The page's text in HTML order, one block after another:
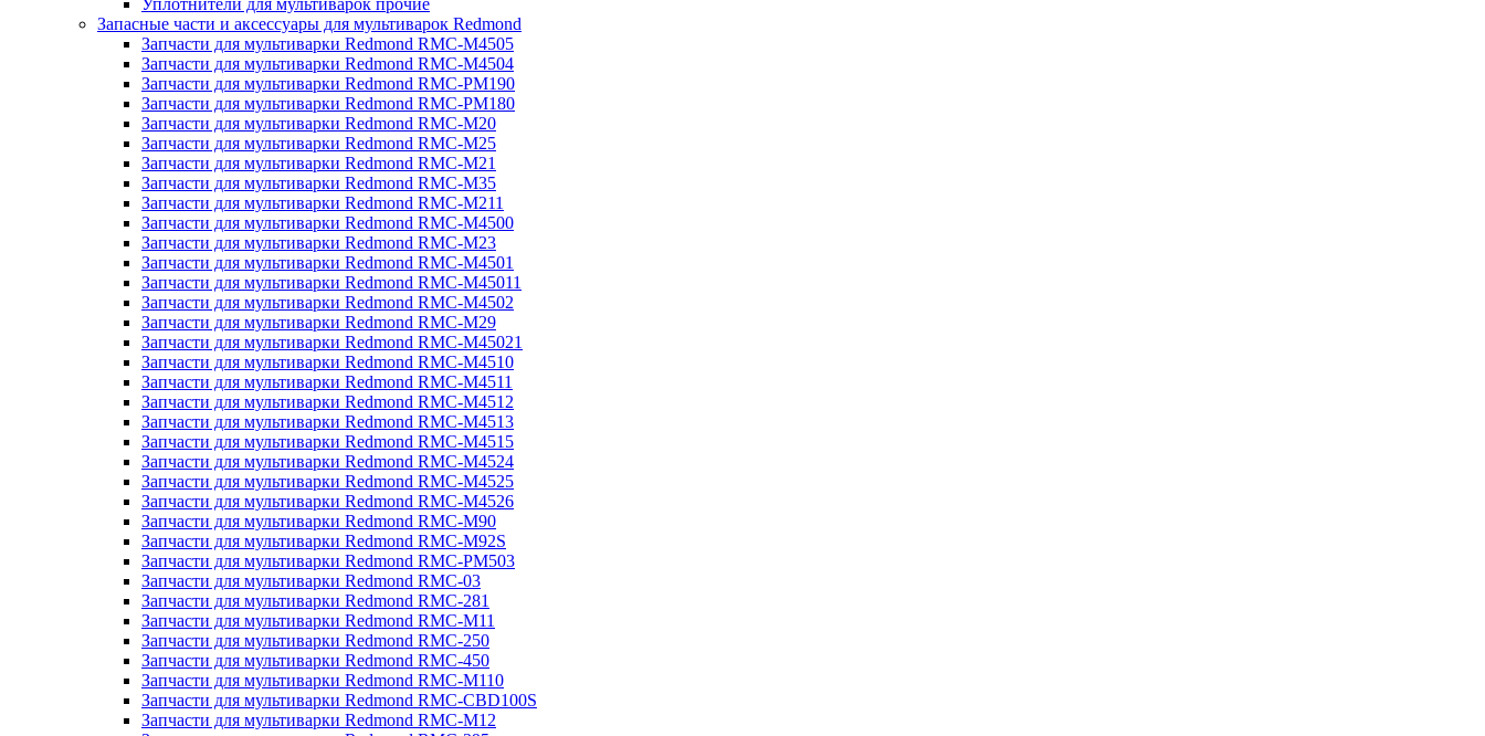
Уплотнители для мультиварок прочие
Запасные части и аксессуары для мультиварок Redmond
Запчасти для мультиварки Redmond RMC-M4505
Запчасти для мультиварки Redmond RMC-M4504
Запчасти для мультиварки Redmond RMC-PM190
Запчасти для мультиварки Redmond RMC-PM180
Запчасти для мультиварки Redmond RMC-M20
Запчасти для мультиварки Redmond RMC-M25
Запчасти для мультиварки Redmond RMC-M21
Запчасти для мультиварки Redmond RMC-M35
Запчасти для мультиварки Redmond RMC-M211
Запчасти для мультиварки Redmond RMC-M4500
Запчасти для мультиварки Redmond RMC-M23
Запчасти для мультиварки Redmond RMC-M4501
Запчасти для мультиварки Redmond RMC-M45011
Запчасти для мультиварки Redmond RMC-M4502
Запчасти для мультиварки Redmond RMC-M29
Запчасти для мультиварки Redmond RMC-M45021
Запчасти для мультиварки Redmond RMC-M4510
Запчасти для мультиварки Redmond RMC-M4511
Запчасти для мультиварки Redmond RMC-M4512
Запчасти для мультиварки Redmond RMC-M4513
Запчасти для мультиварки Redmond RMC-M4515
Запчасти для мультиварки Redmond RMC-M4524
Запчасти для мультиварки Redmond RMC-M4525
Запчасти для мультиварки Redmond RMC-M4526
Запчасти для мультиварки Redmond RMC-M90
Запчасти для мультиварки Redmond RMC-M92S
Запчасти для мультиварки Redmond RMC-PM503
Запчасти для мультиварки Redmond RMC-03
Запчасти для мультиварки Redmond RMC-281
Запчасти для мультиварки Redmond RMC-M11
Запчасти для мультиварки Redmond RMC-250
Запчасти для мультиварки Redmond RMC-450
Запчасти для мультиварки Redmond RMC-M110
Запчасти для мультиварки Redmond RMC-CBD100S
Запчасти для мультиварки Redmond RMC-M12